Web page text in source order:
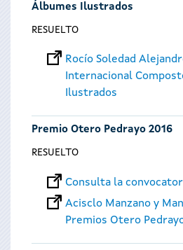
Álbumes Ilustrados
RESUELTO
Rocío Soledad
Internacional
Ilustrados
Premio Otero Pedrayo 2016
RESUELTO
Consulta la
Acisclo Manzano y
Premios Otero